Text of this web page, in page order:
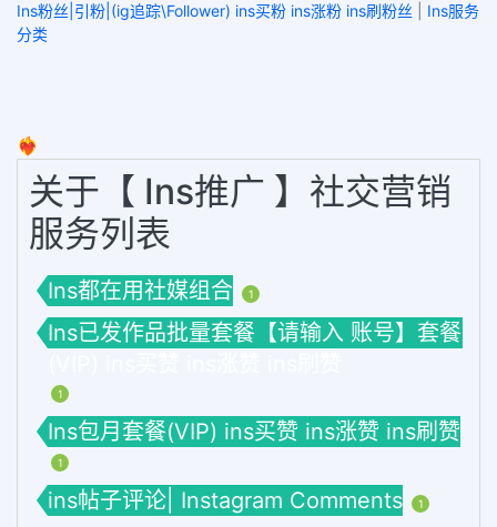
Ins粉丝|引粉|(ig追踪\Follower) ins买粉 ins涨粉 ins刷粉丝
Ins服务
分类
❤️‍🔥
关于【 Ins推广 】社交营销
服务列表
Ins都在用社媒组合 1
Ins已发作品批量套餐【请输入 账号】套餐
1
Ins包月套餐(VIP) ins买赞 ins涨赞 ins刷赞
1
ins帖子评论| Instagram Comments 1